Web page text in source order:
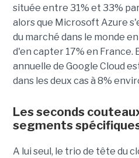
située entre 31% et 33%
alors que Microsoft Azure
du marché dans le monde
d'en capter 17% en France.
annuelle de Google Cloud
dans les deux cas à 8%
Les seconds
segments
A lui seul, le trio de tête du